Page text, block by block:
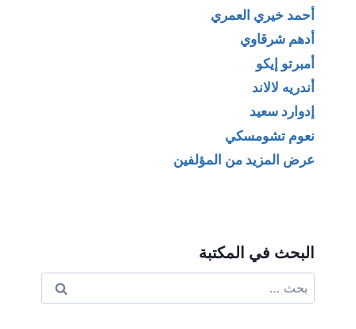
أحمد خيري العمري
أدهم شرقاوي
أمبرتو إيكو
أندريه لالاند
إدوارد سعيد
نعوم تشومسكي
عرض المزيد من المؤلفين
البحث في المكتبة
عن: